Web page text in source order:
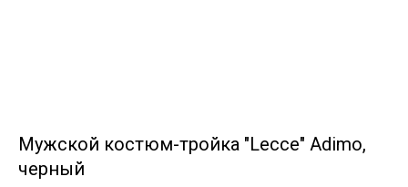
Мужской костюм-тройка "Lecce" Adimo,
черный